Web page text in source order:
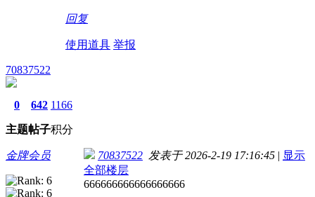
回复
使用道具 举报
70837522
0
主题
642
帖子
1166
积分
金牌会员 70837522 发表于 2026-2-19 17:16:45 | 显示
全部楼层
666666666666666666